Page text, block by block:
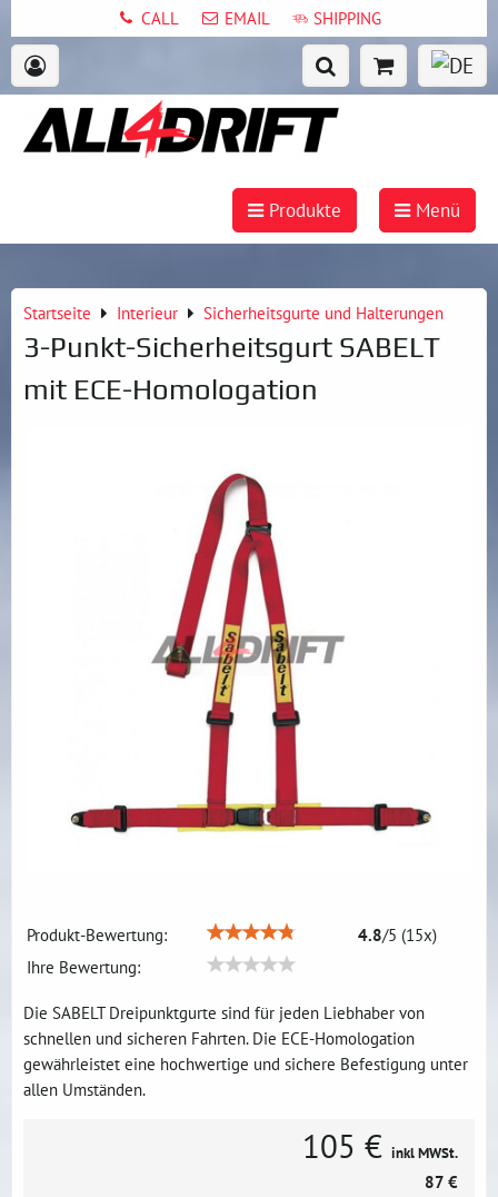
CALL EMAIL SHIPPING
Produkte Menü
Startseite Interieur Sicherheitsgurte und Halterungen
3-Punkt-Sicherheitsgurt SABELT
mit ECE-Homologation
Produkt-Bewertung: 4.8/5 (15x)
Ihre Bewertung:
Die SABELT Dreipunktgurte sind für jeden Liebhaber von
schnellen und sicheren Fahrten. Die ECE-Homologation
gewährleistet eine hochwertige und sichere Befestigung unter
allen Umständen.
105 € inkl MWSt.
87 €